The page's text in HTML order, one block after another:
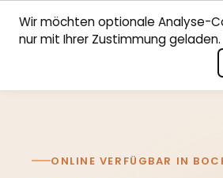
StartseiteFachbereiche
Deutsch
ONLINE VERFÜGBAR IN
Wir möchten optionale Analyse-
nur mit Ihrer Zustimmung geladen.